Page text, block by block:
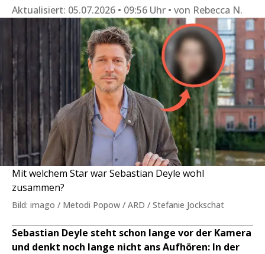
Aktualisiert: 05.07.2026 • 09:56 Uhr von Rebecca N.
Mit welchem Star war Sebastian Deyle wohl
zusammen?
Bild: imago / Metodi Popow / ARD / Stefanie Jockschat
Sebastian Deyle steht schon lange vor der Kamera
und denkt noch lange nicht ans Aufhören: In der